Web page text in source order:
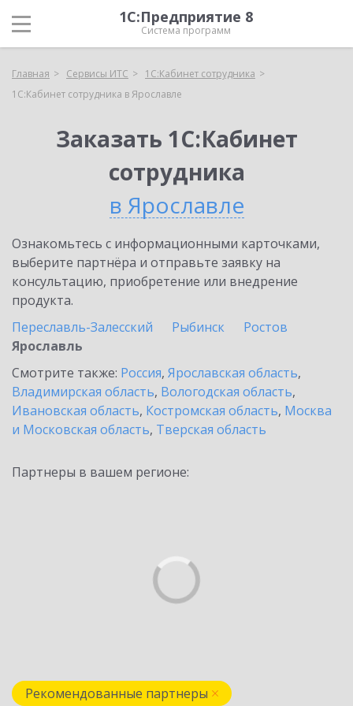
1С:Предприятие 8
Система программ
Главная Сервисы ИТС
1С:Кабинет сотрудника
1С:Кабинет сотрудника в Ярославле
Заказать 1С:Кабинет
сотрудника
в Ярославле
Ознакомьтесь с информационными карточками,
выберите партнёра и отправьте заявку на
консультацию, приобретение или внедрение
продукта.
Переславль-Залесский
Рыбинск
Ростов
Ярославль
Смотрите также: Россия, Ярославская область,
Владимирская область, Вологодская область,
Ивановская область, Костромская область, Москва
и Московская область, Тверская область
Партнеры в вашем регионе:
Рекомендованные партнеры